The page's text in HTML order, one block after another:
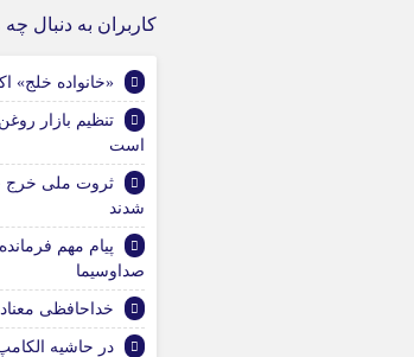
کاربران به دنبال
«خانواده خلج»
تنظیم بازار
است
ثروت ملی خرج
شدند
پیام مهم
صداوسیما
خداحافظی
در حاشیه